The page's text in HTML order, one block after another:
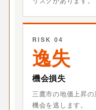
RISK 04
逸失
機会損失
三鷹市の地価上昇
機会を逃します。